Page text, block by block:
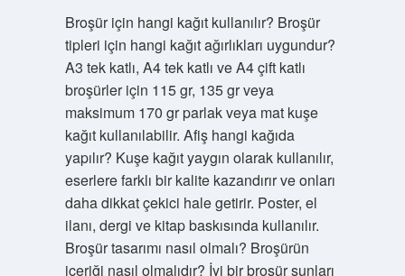
Broşür için hangi kağıt kullanılır? Broşür
tipleri için hangi kağıt ağırlıkları uygundur?
A3 tek katlı, A4 tek katlı ve A4 çift katlı
broşürler için 115 gr, 135 gr veya
maksimum 170 gr parlak veya mat kuşe
kağıt kullanılabilir. Afiş hangi kağıda
yapılır? Kuşe kağıt yaygın olarak kullanılır,
eserlere farklı bir kalite kazandırır ve onları
daha dikkat çekici hale getirir. Poster, el
ilanı, dergi ve kitap baskısında kullanılır.
Broşür tasarımı nasıl olmalı? Broşürün
içeriği nasıl olmalıdır? İyi bir broşür şunları